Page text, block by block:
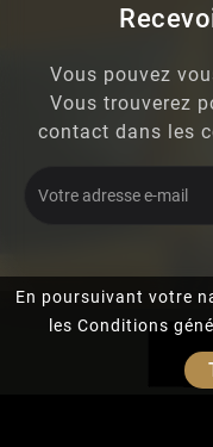
En poursuivant votre
les Conditions
Vous pouvez
Vous trouverez
contact dans les